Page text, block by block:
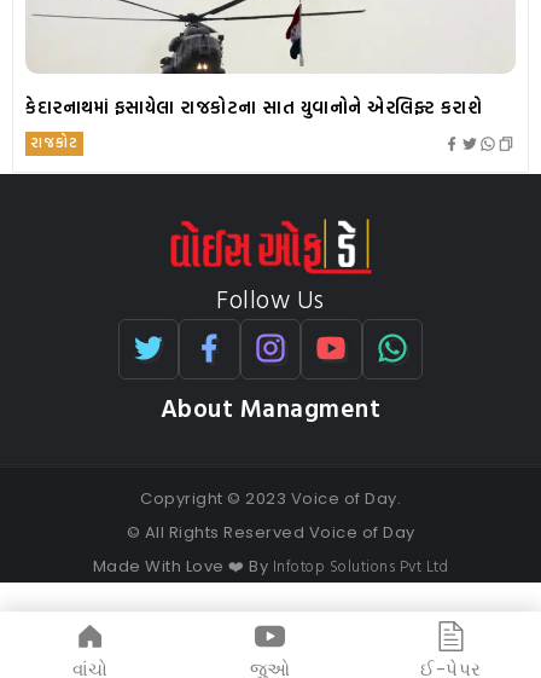
કેદારનાથમાં ફસાયેલા રાજકોટના સાત યુવાનોને એરલિફ્ટ કરાશે
રાજકોટ
Follow Us
About Managment
Copyright © 2023 Voice of Day.
© All Rights Reserved Voice of Day
Made With Love ❤️ By Infotop Solutions Pvt Ltd
વાંચો જુઓ ઈ-પેપર